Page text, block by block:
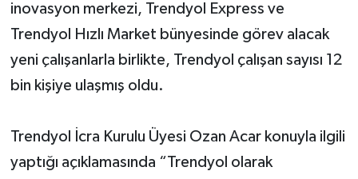
inovasyon merkezi, Trendyol Express ve
Trendyol Hızlı Market bünyesinde görev alacak
yeni çalışanlarla birlikte, Trendyol çalışan sayısı 12
bin kişiye ulaşmış oldu.
Trendyol İcra Kurulu Üyesi Ozan Acar konuyla ilgili
yaptığı açıklamasında “Trendyol olarak